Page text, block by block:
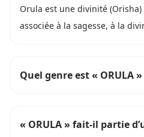
Orula est une divinité
associée à la sagesse, à la
Quel genre est « ORULA »
« ORULA » fait-il partie